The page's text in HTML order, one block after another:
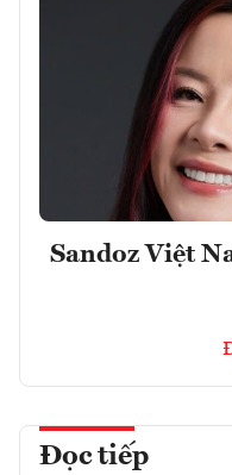
Sandoz Việt
Đọc tiếp